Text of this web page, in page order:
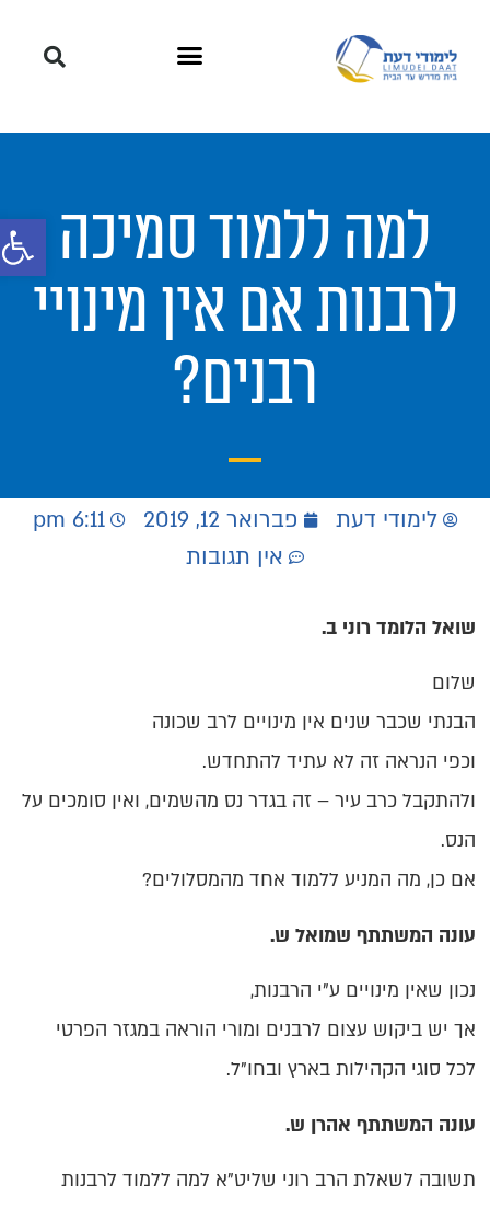
פתח למה ללמוד סמיכה
לרבנות אם אין מינויי
רבנים?
לימודי דעת פברואר 12, 2019
6:11 pm
אין תגובות
שואל הלומד רוני ב.
שלום
הבנתי שכבר שנים אין מינויים לרב שכונה
וכפי הנראה זה לא עתיד להתחדש.
ולהתקבל כרב עיר – זה בגדר נס מהשמים, ואין סומכים על
הנס.
אם כן, מה המניע ללמוד אחד מהמסלולים?
עונה המשתתף שמואל ש.
נכון שאין מינויים ע"י הרבנות,
אך יש ביקוש עצום לרבנים ומורי הוראה במגזר הפרטי
לכל סוגי הקהילות בארץ ובחו"ל.
עונה המשתתף אהרן ש.
תשובה לשאלת הרב רוני שליט"א למה ללמוד לרבנות